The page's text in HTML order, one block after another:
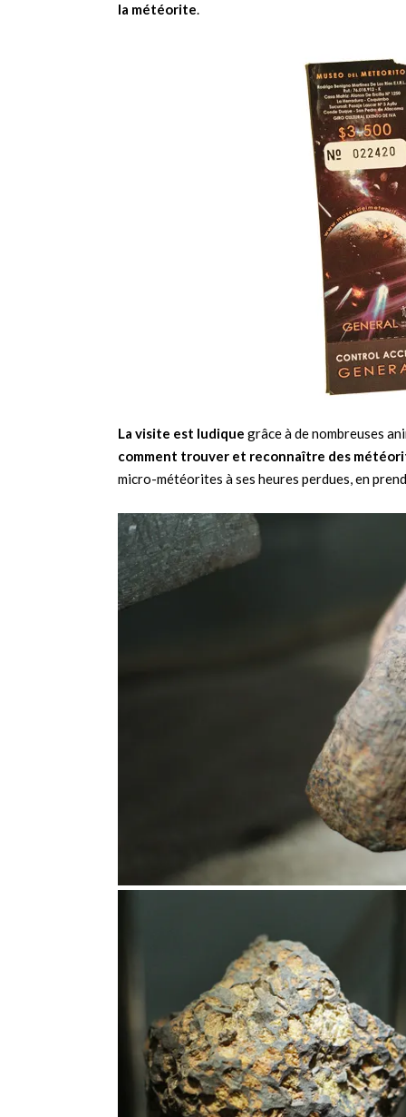
la météorite.
La visite est ludique grâce à de nombreuses
comment trouver et reconnaître des
micro-météorites à ses heures perdues, en